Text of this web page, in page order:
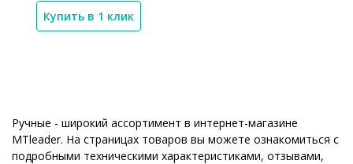
Купить в 1 клик
Ручные - широкий ассортимент в интернет-магазине
MTleader. На страницах товаров вы можете ознакомиться с
подробными техническими характеристиками, отзывами,